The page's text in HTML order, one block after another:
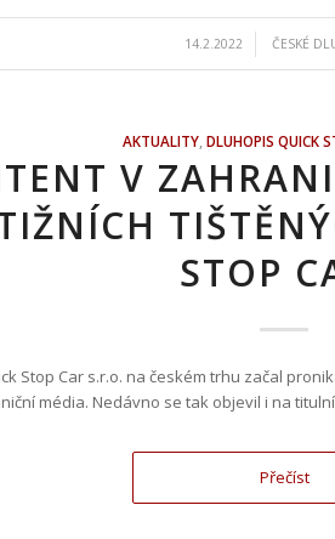
14.2.2022 ČESKÉ
AKTUALITY, DLUHOPIS QUICK
V
STOP
Stop Car s.r.o. na českém trhu začal
média. Nedávno se tak objevil i na
Přečíst